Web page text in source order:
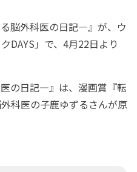
脳外科医の日記―』が、ウ
DAYS」で、4月22日より
の日記―』は、漫画賞『転
科医の子鹿ゆずるさんが原